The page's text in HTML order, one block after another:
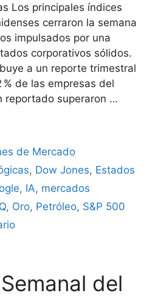
Los principales índices
cerraron la semana
impulsados por una
corporativos sólidos.
a un reporte trimestral
de las empresas del
reportado superaron …
de Mercado
, Dow Jones, Estados
, IA, mercados
, Oro, Petróleo, S&P 500
del